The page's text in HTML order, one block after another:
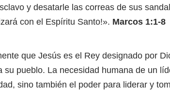
y desatarle las correas de sus
con el Espíritu Santo!». Marcos 1:1-8
que Jesús es el Rey designado por
pueblo. La necesidad humana de un
sino también el poder para liderar y